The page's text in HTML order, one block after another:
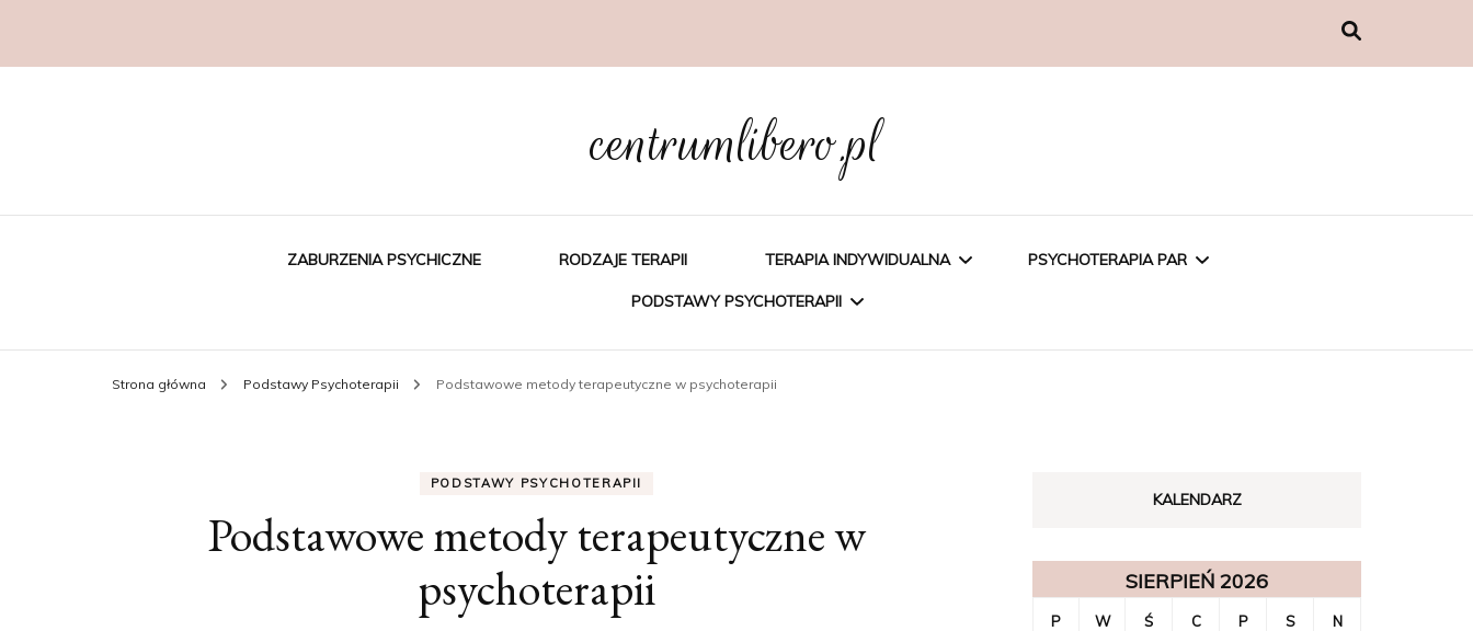
centrumlibero.pl
ZABURZENIA PSYCHICZNE RODZAJE TERAPII TERAPIA INDYWIDUALNA PSYCHOTERAPIA PAR
PODSTAWY PSYCHOTERAPII
Strona główna Podstawy Psychoterapii Podstawowe metody terapeutyczne w psychoterapii
PODSTAWY PSYCHOTERAPII
Podstawowe metody terapeutyczne w
psychoterapii
KALENDARZ
SIERPIEŃ 2026
P W Ś C P S N